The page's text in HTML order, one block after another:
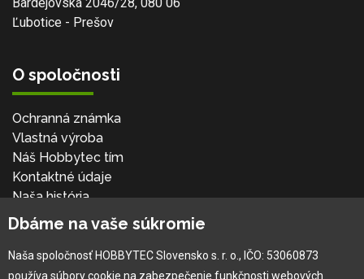
Bardejovská 2046/28, 080 06
Ľubotice - Prešov
O spoločnosti
Ochranná známka
Vlastná výroba
Náš Hobbytec tím
Kontaktné údaje
Naša história
Kariéra
Pre zákazníka
Dbáme na vaše súkromie
Naša spoločnosť HOBBYTEC Slovensko s. r. o., IČO: 53060873
používa súbory cookie na zabezpečenie funkčnosti webových